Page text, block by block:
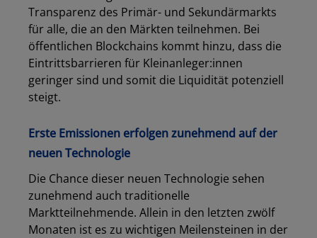
Transparenz des Primär- und Sekundärmarkts
für alle, die an den Märkten teilnehmen. Bei
öffentlichen Blockchains kommt hinzu, dass die
Eintrittsbarrieren für Kleinanleger:innen
geringer sind und somit die Liquidität potenziell
steigt.
Erste Emissionen erfolgen zunehmend auf der
neuen Technologie
Die Chance dieser neuen Technologie sehen
zunehmend auch traditionelle
Marktteilnehmende. Allein in den letzten zwölf
Monaten ist es zu wichtigen Meilensteinen in der